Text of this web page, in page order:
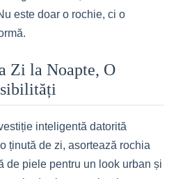
este doar o rochie, ci o
Zi la Noapte, O
inteligentă datorită
ținută de zi, asortează rochia
de piele pentru un look urban și